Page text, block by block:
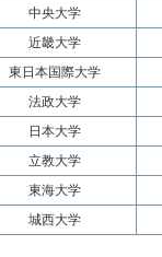
中央大学
近畿大学
東日本国際大学
法政大学
日本大学
立教大学
東海大学
城西大学